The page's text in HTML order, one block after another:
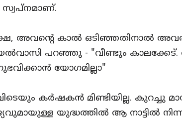
അവന്റെ കാൽ ഒടിഞ്ഞതിനാൽ അവർ
പറഞ്ഞു - "വീണ്ടും കാലക്കേട്.
യോഗമില്ലാ"
കർഷകൻ മിണ്ടിയില്ല.
യുദ്ധത്തിൽ ആ നാട്ടിൽ